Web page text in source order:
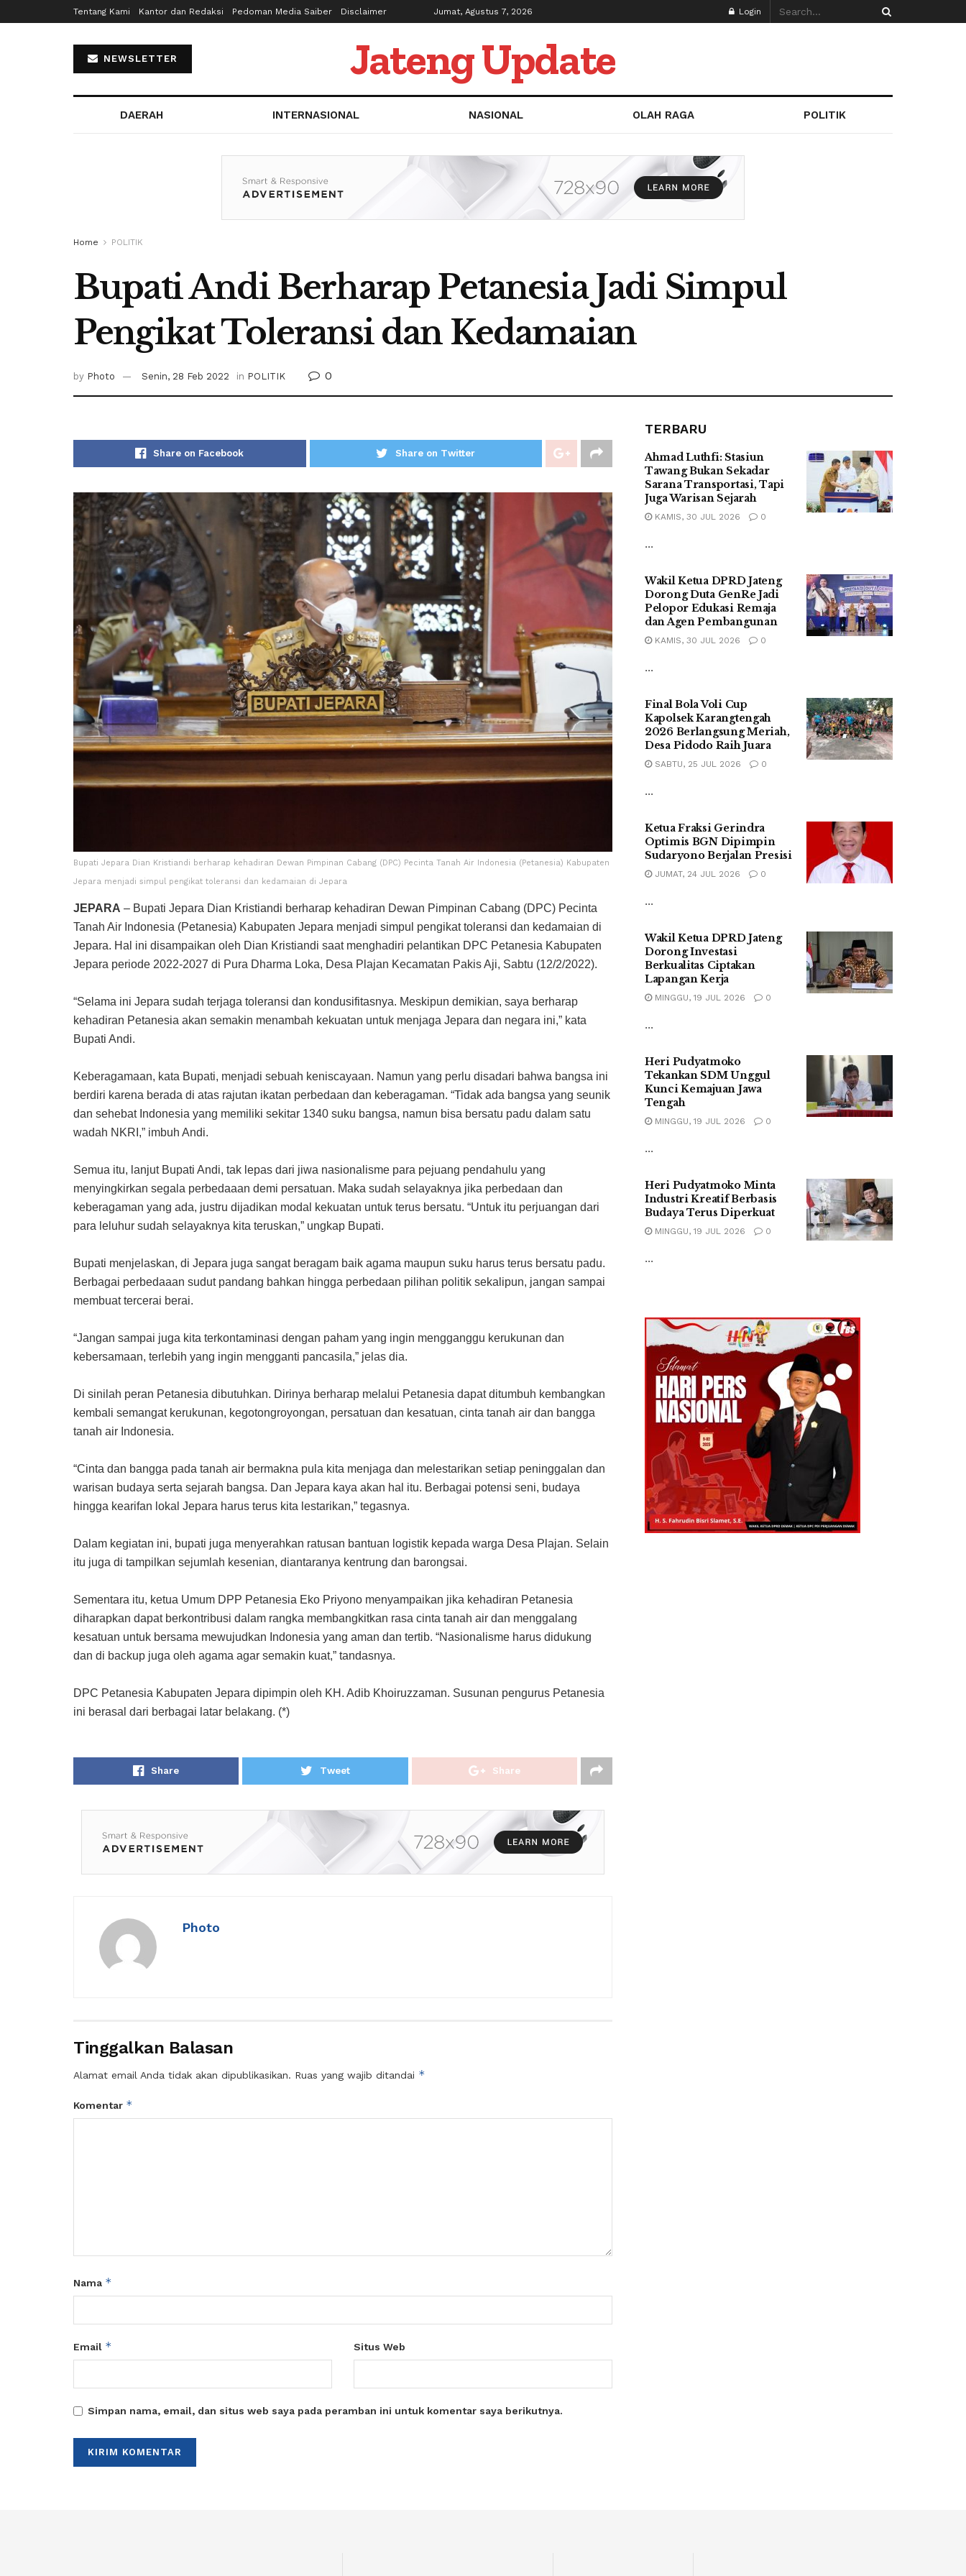
Tentang Kami Kantor dan Redaksi Pedoman Media Saiber Disclaimer Jumat, Agustus 7, 2026 Login
NEWSLETTER Jateng Update
DAERAH INTERNASIONAL NASIONAL OLAH RAGA POLITIK
Home POLITIK
Bupati Andi Berharap Petanesia Jadi Simpul
Pengikat Toleransi dan Kedamaian
by Photo Senin, 28 Feb 2022 in POLITIK 0
Share on Facebook Share on Twitter
Bupati Jepara Dian Kristiandi berharap kehadiran Dewan Pimpinan Cabang (DPC) Pecinta Tanah Air Indonesia (Petanesia) Kabupaten
Jepara menjadi simpul pengikat toleransi dan kedamaian di Jepara
JEPARA – Bupati Jepara Dian Kristiandi berharap kehadiran Dewan Pimpinan Cabang (DPC) Pecinta
Tanah Air Indonesia (Petanesia) Kabupaten Jepara menjadi simpul pengikat toleransi dan kedamaian di
Jepara. Hal ini disampaikan oleh Dian Kristiandi saat menghadiri pelantikan DPC Petanesia Kabupaten
Jepara periode 2022-2027 di Pura Dharma Loka, Desa Plajan Kecamatan Pakis Aji, Sabtu (12/2/2022).
“Selama ini Jepara sudah terjaga toleransi dan kondusifitasnya. Meskipun demikian, saya berharap
kehadiran Petanesia akan semakin menambah kekuatan untuk menjaga Jepara dan negara ini,” kata
Bupati Andi.
Keberagamaan, kata Bupati, menjadi sebuah keniscayaan. Namun yang perlu disadari bahwa bangsa ini
berdiri karena berada di atas rajutan ikatan perbedaan dan keberagaman. “Tidak ada bangsa yang seunik
dan sehebat Indonesia yang memiliki sekitar 1340 suku bangsa, namun bisa bersatu padu dalam satu
wadah NKRI,” imbuh Andi.
Semua itu, lanjut Bupati Andi, tak lepas dari jiwa nasionalisme para pejuang pendahulu yang
menyingkirkan segala perbedaaan demi persatuan. Maka sudah selayaknya jika perbedaan dan
keberagaman yang ada, justru dijadikan modal kekuatan untuk terus bersatu. “Untuk itu perjuangan dari
para leluhur sudah selayaknya kita teruskan,” ungkap Bupati.
Bupati menjelaskan, di Jepara juga sangat beragam baik agama maupun suku harus terus bersatu padu.
Berbagai perbedaaan sudut pandang bahkan hingga perbedaan pilihan politik sekalipun, jangan sampai
membuat tercerai berai.
“Jangan sampai juga kita terkontaminasi dengan paham yang ingin mengganggu kerukunan dan
kebersamaan, terlebih yang ingin mengganti pancasila,” jelas dia.
Di sinilah peran Petanesia dibutuhkan. Dirinya berharap melalui Petanesia dapat ditumbuh kembangkan
kembali semangat kerukunan, kegotongroyongan, persatuan dan kesatuan, cinta tanah air dan bangga
tanah air Indonesia.
“Cinta dan bangga pada tanah air bermakna pula kita menjaga dan melestarikan setiap peninggalan dan
warisan budaya serta sejarah bangsa. Dan Jepara kaya akan hal itu. Berbagai potensi seni, budaya
hingga kearifan lokal Jepara harus terus kita lestarikan,” tegasnya.
Dalam kegiatan ini, bupati juga menyerahkan ratusan bantuan logistik kepada warga Desa Plajan. Selain
itu juga di tampilkan sejumlah kesenian, diantaranya kentrung dan barongsai.
Sementara itu, ketua Umum DPP Petanesia Eko Priyono menyampaikan jika kehadiran Petanesia
diharapkan dapat berkontribusi dalam rangka membangkitkan rasa cinta tanah air dan menggalang
kesatuan untuk bersama mewujudkan Indonesia yang aman dan tertib. “Nasionalisme harus didukung
dan di backup juga oleh agama agar semakin kuat,” tandasnya.
DPC Petanesia Kabupaten Jepara dipimpin oleh KH. Adib Khoiruzzaman. Susunan pengurus Petanesia
ini berasal dari berbagai latar belakang. (*)
Share Tweet Share
Photo
Tinggalkan Balasan
Alamat email Anda tidak akan dipublikasikan. Ruas yang wajib ditandai *
Komentar *
Nama *
Email * Situs Web
Simpan nama, email, dan situs web saya pada peramban ini untuk komentar saya berikutnya.
TERBARU
Ahmad Luthfi: Stasiun
Tawang Bukan Sekadar
Sarana Transportasi, Tapi
Juga Warisan Sejarah
KAMIS, 30 JUL 2026 0
...
Wakil Ketua DPRD Jateng
Dorong Duta GenRe Jadi
Pelopor Edukasi Remaja
dan Agen Pembangunan
KAMIS, 30 JUL 2026 0
...
Final Bola Voli Cup
Kapolsek Karangtengah
2026 Berlangsung Meriah,
Desa Pidodo Raih Juara
SABTU, 25 JUL 2026 0
...
Ketua Fraksi Gerindra
Optimis BGN Dipimpin
Sudaryono Berjalan Presisi
JUMAT, 24 JUL 2026 0
...
Wakil Ketua DPRD Jateng
Dorong Investasi
Berkualitas Ciptakan
Lapangan Kerja
MINGGU, 19 JUL 2026 0
...
Heri Pudyatmoko
Tekankan SDM Unggul
Kunci Kemajuan Jawa
Tengah
MINGGU, 19 JUL 2026 0
...
Heri Pudyatmoko Minta
Industri Kreatif Berbasis
Budaya Terus Diperkuat
MINGGU, 19 JUL 2026 0
...